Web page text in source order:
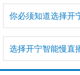
你必须知道选择开
选择开宁智能慢直